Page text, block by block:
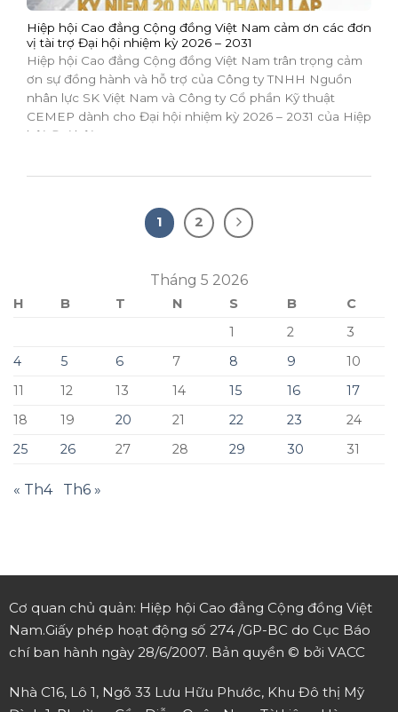
Tháng 5 2026
H B T N S B
C
1
2
3
4
5 6 7 8 9
10
11
12 13 14 15 16
17
18
19 20 21 22 23
24
25
26 27 28 29 30 31
« Th4 Th6 »
Hiệp hội Cao đẳng Cộng đồng Việt Nam cảm ơn các đơn
vị tài trợ Đại hội nhiệm kỳ 2026 – 2031
Hiệp hội Cao đẳng Cộng đồng Việt Nam trân trọng cảm
ơn sự đồng hành và hỗ trợ của Công ty TNHH Nguồn
nhân lực SK Việt Nam và Công ty Cổ phần Kỹ thuật
CEMEP dành cho Đại hội nhiệm kỳ 2026 – 2031 của Hiệp
hội. Đại hội...
1 2
Cơ quan chủ quản: Hiệp hội Cao đẳng Cộng đồng Việt
Nam.Giấy phép hoạt động số 274 /GP-BC do Cục Báo
chí ban hành ngày 28/6/2007. Bản quyền © bởi VACC
Nhà C16, Lô 1, Ngõ 33 Lưu Hữu Phước, Khu Đô thị Mỹ